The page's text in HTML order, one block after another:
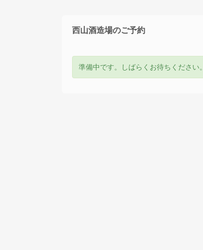
西山酒造場のご予約
準備中です。しばらくお待ちください。